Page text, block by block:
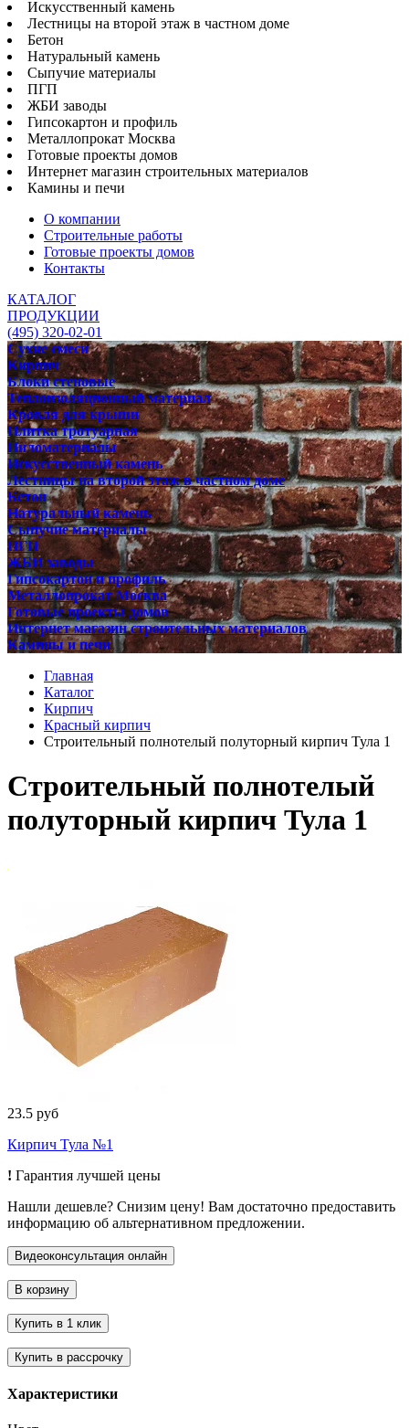
Искусственный камень
Лестницы на второй этаж в частном доме
Бетон
Натуральный камень
Сыпучие материалы
ПГП
ЖБИ заводы
Гипсокартон и профиль
Металлопрокат Москва
Готовые проекты домов
Интернет магазин строительных материалов
Камины и печи
О компании
Строительные работы
Готовые проекты домов
Контакты
КАТАЛОГ
ПРОДУКЦИИ
(495) 320-02-01
Сухие смеси
Кирпич
Блоки стеновые
Теплоизоляционный материал
Кровля для крыши
Плитка тротуарная
Пиломатериалы
Искусственный камень
Лестницы на второй этаж в частном доме
Бетон
Натуральный камень
Сыпучие материалы
ПГП
ЖБИ заводы
Гипсокартон и профиль
Металлопрокат Москва
Готовые проекты домов
Интернет магазин строительных материалов
Камины и печи
Главная
Каталог
Кирпич
Красный кирпич
Строительный полнотелый полуторный кирпич Тула 1
Строительный полнотелый
полуторный кирпич Тула 1
23.5 руб
Кирпич Тула №1
! Гарантия лучшей цены
Нашли дешевле? Снизим цену! Вам достаточно предоставить
информацию об альтернативном предложении.
Характеристики